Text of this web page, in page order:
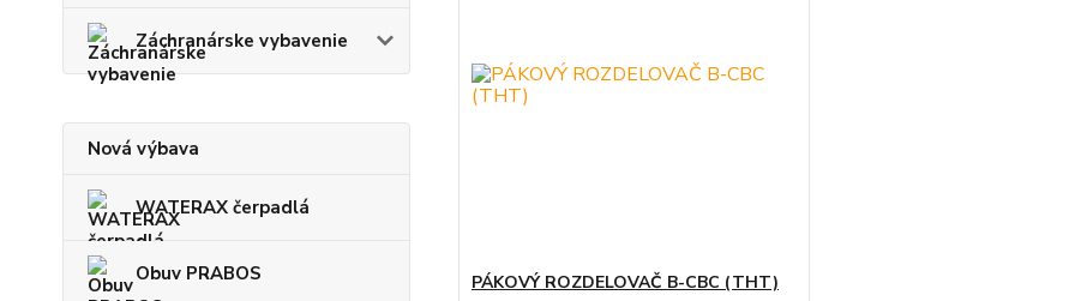
Záchranárske vybavenie
Nová výbava
WATERAX čerpadlá
Obuv PRABOS
PÁKOVÝ ROZDELOVAČ B-CBC (THT)